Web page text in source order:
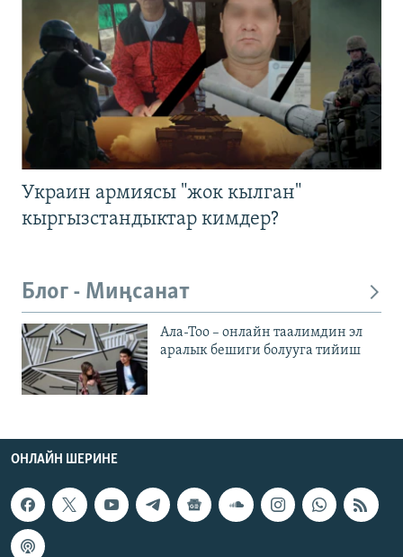
Украин армиясы "жок кылган"
кыргызстандыктар кимдер?
Блог - Миңсанат
Ала-Тоо – онлайн таалимдин эл
аралык бешиги болууга тийиш
ОНЛАЙН ШЕРИНЕ